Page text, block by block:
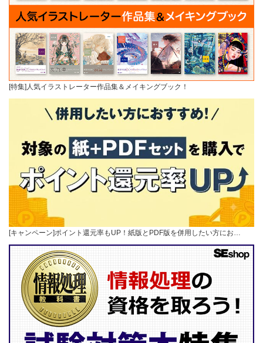
[特集]人気イラストレーター作品集＆メイキングブック！
[キャンペーン]ポイント還元率もUP！紙版とPDF版を併用したい方にお…